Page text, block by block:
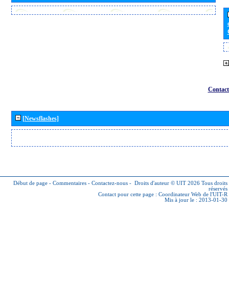
[Newsflashes]
Début de page - Commentaires - Contactez-nous - Droits d'auteur © UIT 2026 Tous droits
réservés
Contact pour cette page : Coordinateur Web de l'UIT-R
Mis à jour le : 2013-01-30